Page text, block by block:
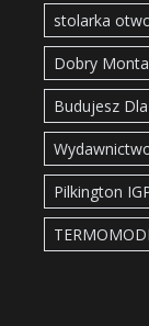
stolarka
Dobry
Budujesz
Pilkington